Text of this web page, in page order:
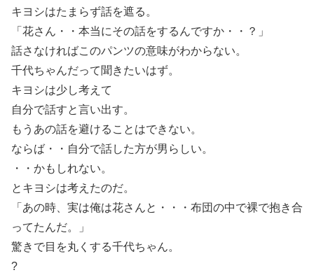
キヨシはたまらず話を遮る。
「花さん・・本当にその話をするんですか・・？」
話さなければこのパンツの意味がわからない。
千代ちゃんだって聞きたいはず。
キヨシは少し考えて
自分で話すと言い出す。
もうあの話を避けることはできない。
ならば・・自分で話した方が男らしい。
・・かもしれない。
とキヨシは考えたのだ。
「あの時、実は俺は花さんと・・・布団の中で裸で抱き合
ってたんだ。」
驚きで目を丸くする千代ちゃん。
?